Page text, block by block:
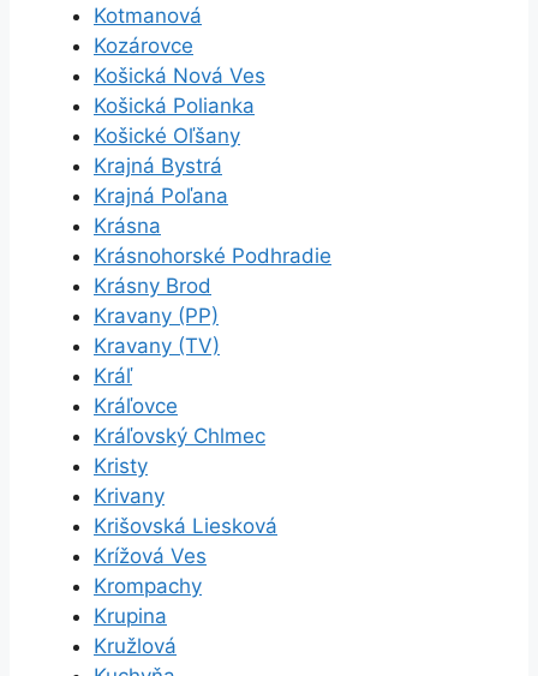
Kotmanová
Kozárovce
Košická Nová Ves
Košická Polianka
Košické Oľšany
Krajná Bystrá
Krajná Poľana
Krásna
Krásnohorské Podhradie
Krásny Brod
Kravany (PP)
Kravany (TV)
Kráľ
Kráľovce
Kráľovský Chlmec
Kristy
Krivany
Krišovská Liesková
Krížová Ves
Krompachy
Krupina
Kružlová